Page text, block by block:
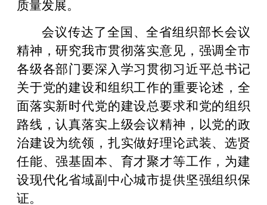
质量发展。
会议传达了全国、全省组织部长会议
精神，研究我市贯彻落实意见，强调全市
各级各部门要深入学习贯彻习近平总书记
关于党的建设和组织工作的重要论述，全
面落实新时代党的建设总要求和党的组织
路线，认真落实上级会议精神，以党的政
治建设为统领，扎实做好理论武装、选贤
任能、强基固本、育才聚才等工作，为建
设现代化省域副中心城市提供坚强组织保
证。